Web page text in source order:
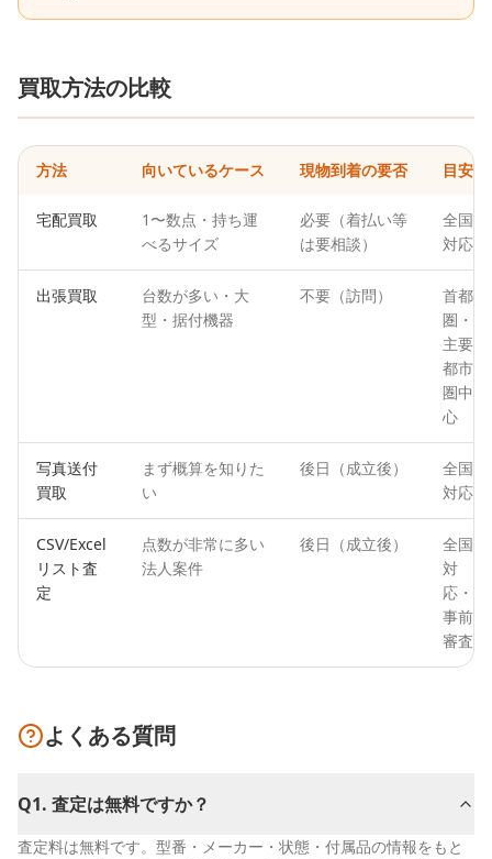
買取方法の比較
方法 向いているケース 現物到着の要否 目安
宅配買取
1〜数点・持ち運
べるサイズ
必要（着払い等
は要相談）
全国
対応
出張買取
台数が多い・大
型・据付機器
不要（訪問）
首都
圏・
主要
都市
圏中
心
写真送付
買取
まず概算を知りた
い
後日（成立後）
全国
対応
CSV/Excel
リスト査
定
点数が非常に多い
法人案件
後日（成立後）
全国
対
応・
事前
審査
よくある質問
Q1. 査定は無料ですか？
査定料は無料です。型番・メーカー・状態・付属品の情報をもと